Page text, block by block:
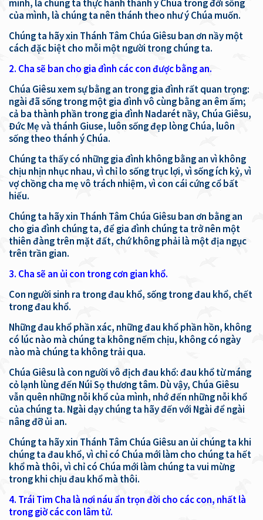
mình, là chúng ta thực hành thánh ý Chúa trong đời sống
của mình, là chúng ta nên thánh theo như ý Chúa muốn.
Chúng ta hãy xin Thánh Tâm Chúa Giêsu ban ơn nầy một
cách đặc biệt cho mỗi một người trong chúng ta.
2. Cha sẽ ban cho gia đình các con được bằng an.
Chúa Giêsu xem sự bằng an trong gia đình rất quan trọng:
ngài đã sống trong một gia đình vô cùng bằng an êm ấm;
cả ba thành phần trong gia đình Nadarét nầy, Chúa Giêsu,
Đức Mẹ và thánh Giuse, luôn sống đẹp lòng Chúa, luôn
sống theo thánh ý Chúa.
Chúng ta thấy có những gia đình không bằng an vì không
chịu nhịn nhục nhau, vì chỉ lo sống trục lợi, vì sống ích kỷ, vì
vợ chồng cha mẹ vô trách nhiệm, vì con cái cứng cổ bất
hiếu.
Chúng ta hãy xin Thánh Tâm Chúa Giêsu ban ơn bằng an
cho gia đình chúng ta, để gia đình chúng ta trở nên một
thiên đàng trên mặt đất, chứ không phải là một địa ngục
trên trần gian.
3. Cha sẽ an ủi con trong cơn gian khổ.
Con người sinh ra trong đau khổ, sống trong đau khổ, chết
trong đau khổ.
Những đau khổ phần xác, những đau khổ phần hồn, không
có lúc nào mà chúng ta không nếm chịu, không có ngày
nào mà chúng ta không trải qua.
Chúa Giêsu là con người vô địch đau khổ: đau khổ từ máng
cỏ lạnh lùng đến Núi Sọ thương tâm. Dù vậy, Chúa Giêsu
vẫn quên những nỗi khổ của mình, nhớ đến những nỗi khổ
của chúng ta. Ngài dạy chúng ta hãy đến với Ngài để ngài
nâng đỡ ủi an.
Chúng ta hãy xin Thánh Tâm Chúa Giêsu an ủi chúng ta khi
chúng ta đau khổ, vì chỉ có Chúa mới làm cho chúng ta hết
khổ mà thôi, vì chỉ có Chúa mới làm chúng ta vui mừng
trong khi chịu đau khổ mà thôi.
4. Trái Tim Cha là nơi náu ẩn trọn đời cho các con, nhất là
trong giờ các con lâm tử.